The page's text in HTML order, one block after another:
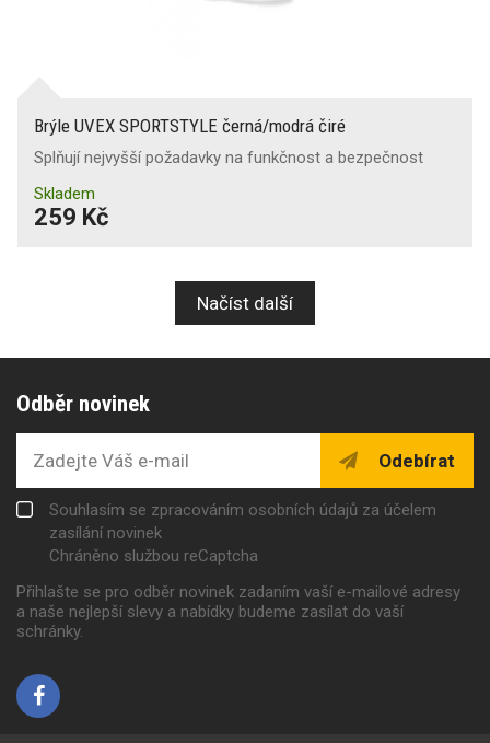
Brýle UVEX SPORTSTYLE černá/modrá čiré
Splňují nejvyšší požadavky na funkčnost a bezpečnost
Skladem
259 Kč
Načíst další
Odběr novinek
Odebírat
Souhlasím se zpracováním osobních údajů za účelem
zasílání novinek
Chráněno službou reCaptcha
Přihlašte se pro odběr novinek zadaním vaší e-mailové adresy
a naše nejlepší slevy a nabídky budeme zasílat do vaší
schránky.